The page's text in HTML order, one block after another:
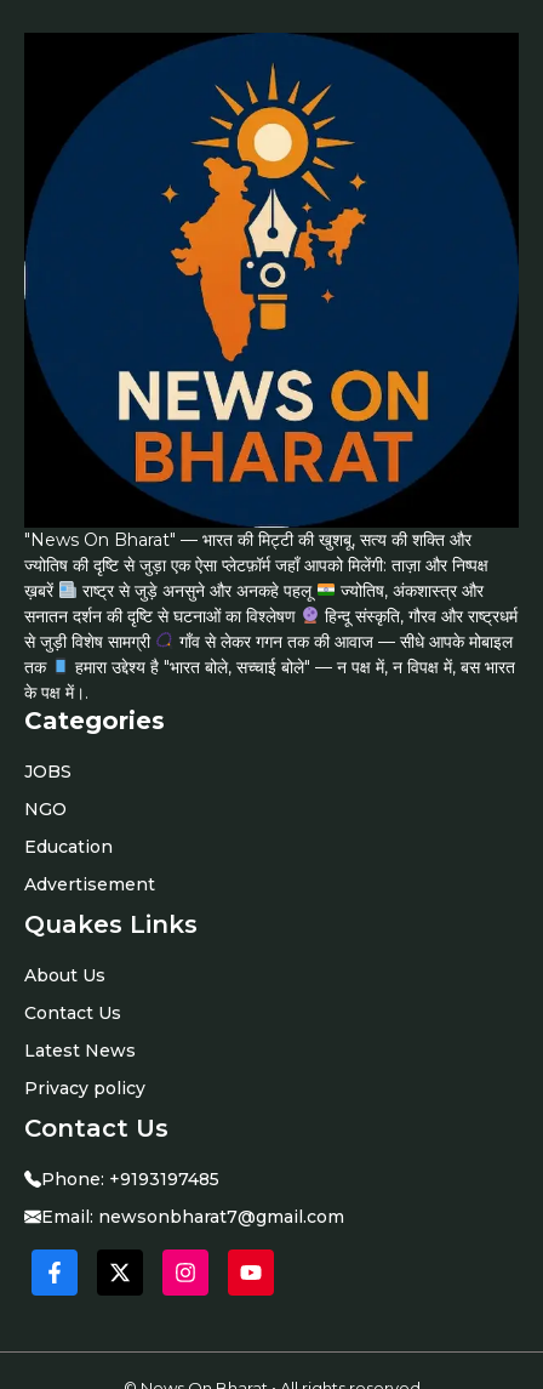
"News On Bharat" — भारत की मिट्टी की खुशबू, सत्य की शक्ति और
ज्योतिष की दृष्टि से जुड़ा एक ऐसा प्लेटफ़ॉर्म जहाँ आपको मिलेंगी: ताज़ा और निष्पक्ष
ख़बरें
राष्ट्र से जुड़े अनसुने और अनकहे पहलू
ज्योतिष, अंकशास्त्र और
सनातन दर्शन की दृष्टि से घटनाओं का विश्लेषण
हिन्दू संस्कृति, गौरव और राष्ट्रधर्म
से जुड़ी विशेष सामग्री
गाँव से लेकर गगन तक की आवाज — सीधे आपके मोबाइल
तक
हमारा उद्देश्य है "भारत बोले, सच्चाई बोले" — न पक्ष में, न विपक्ष में, बस भारत
के पक्ष में।.
Categories
JOBS
NGO
Education
Advertisement
Quakes Links
About Us
Contact Us
Latest News
Privacy policy
Contact Us
Phone: +9193197485
Email: newsonbharat7@gmail.com